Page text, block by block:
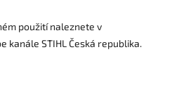
použití naleznete v
kanále STIHL Česká republika.